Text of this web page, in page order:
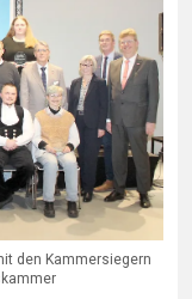
den Kammersiegern